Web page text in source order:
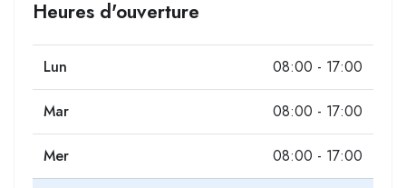
Heures d'ouverture
Lun 08:00 - 17:00
Mar 08:00 - 17:00
Mer 08:00 - 17:00